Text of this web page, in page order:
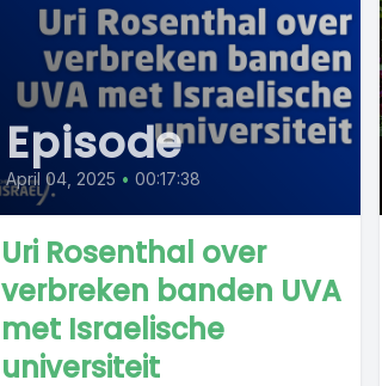
Episode
April 04, 2025 • 00:17:38
Uri Rosenthal over
verbreken banden UVA
met Israelische
universiteit